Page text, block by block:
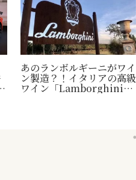
あのランボルギーニがワイ
ン製造？！イタリアの高級
ワイン「Lamborghini」